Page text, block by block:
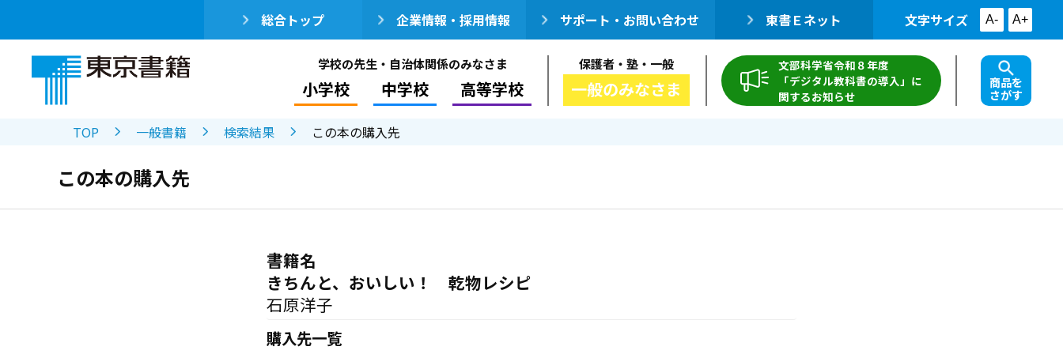
総合トップ 企業情報・採用情報 サポート・お問い合わせ 東書Ｅネット 文字サイズ A- A+
学校の先生・自治体関係のみなさま
小学校 中学校 高等学校
保護者・塾・一般
一般のみなさま
文部科学省令和８年度
「デジタル教科書の導入」に
関するお知らせ
商品を
さがす
TOP 一般書籍 検索結果 この本の購入先
この本の購入先
書籍名
きちんと、おいしい！ 乾物レシピ
石原洋子
購入先一覧